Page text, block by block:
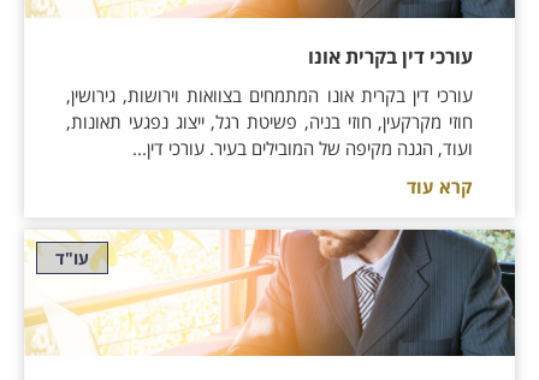
עורכי דין בקרית אונו
עורכי דין בקרית אונו המתמחים בצוואות וירושות, גירושין,
חוזי מקרקעין, חוזי בניה, פשיטת רגל, ייצוג נפגעי תאונות,
ועוד, הגנה מקיפה של המובילים בעיר. עורכי דין...
קרא עוד
עו"ד